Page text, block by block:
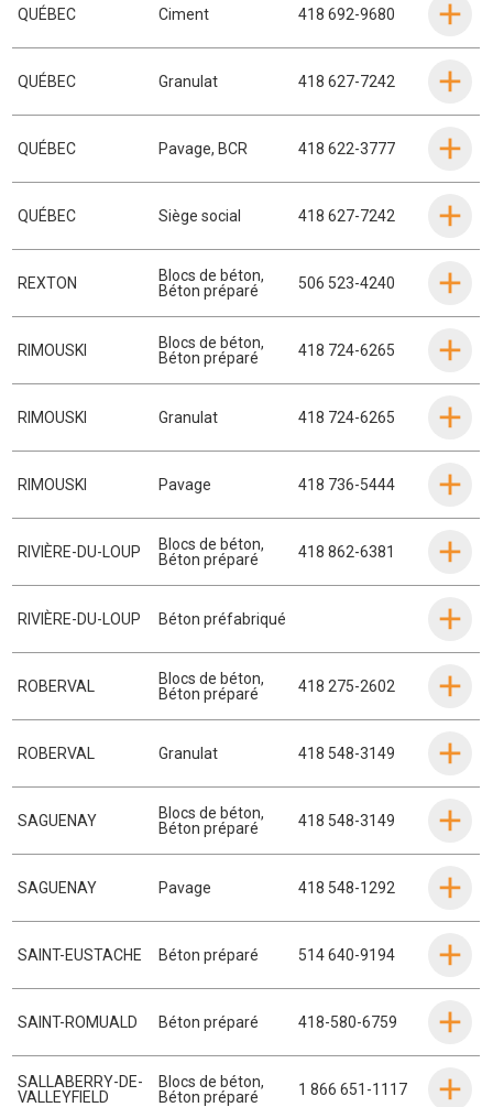
QUÉBEC Ciment 418 692-9680
QUÉBEC Granulat 418 627-7242
QUÉBEC Pavage, BCR 418 622-3777
QUÉBEC Siège social 418 627-7242
REXTON Blocs de béton,
Béton préparé
506 523-4240
RIMOUSKI Blocs de béton,
Béton préparé
418 724-6265
RIMOUSKI Granulat 418 724-6265
RIMOUSKI Pavage 418 736-5444
RIVIÈRE-DU-LOUP Blocs de béton,
Béton préparé
418 862-6381
RIVIÈRE-DU-LOUP Béton préfabriqué
ROBERVAL Blocs de béton,
Béton préparé
418 275-2602
ROBERVAL Granulat 418 548-3149
SAGUENAY Blocs de béton,
Béton préparé
418 548-3149
SAGUENAY Pavage 418 548-1292
SAINT-EUSTACHE Béton préparé 514 640-9194
SAINT-ROMUALD Béton préparé 418-580-6759
SALLABERRY-DE-
VALLEYFIELD
Blocs de béton,
Béton préparé
1 866 651-1117